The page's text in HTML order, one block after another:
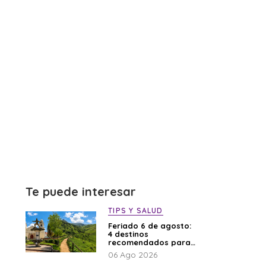
Te puede interesar
TIPS Y SALUD
Feriado 6 de agosto:
4 destinos
recomendados para
disfrutar el descanso
06 Ago 2026